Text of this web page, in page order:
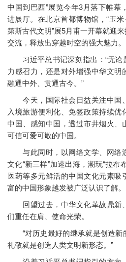
中国到巴西”展览今年3月落下帷幕
进展厅。在北京首都博物馆，“玉
第斯古代文明”展5月甫一开幕就迎
交流，释放出穿越时空的强大魅力。
习近平总书记深刻指出：“无论
力感召力，还是对外增强中华文明
融通中外、贯通古今。”
今天，国际社会日益关注中国
入境旅游便利化、免签政策持续优
中国、感知中国，透过市井烟火、
可信可爱可敬的中国。
与此同时，以网络文学、网络
文化“新三样”加速出海，潮玩“拉布
医药等多元鲜活的中国文化元素吸
富的中国形象越发被广泛认识了解。
回望过去，中华文化革故鼎新
们重任在肩、使命光荣。
“对历史最好的继承就是创造新
礼敬就是创造人类文明新形态。”